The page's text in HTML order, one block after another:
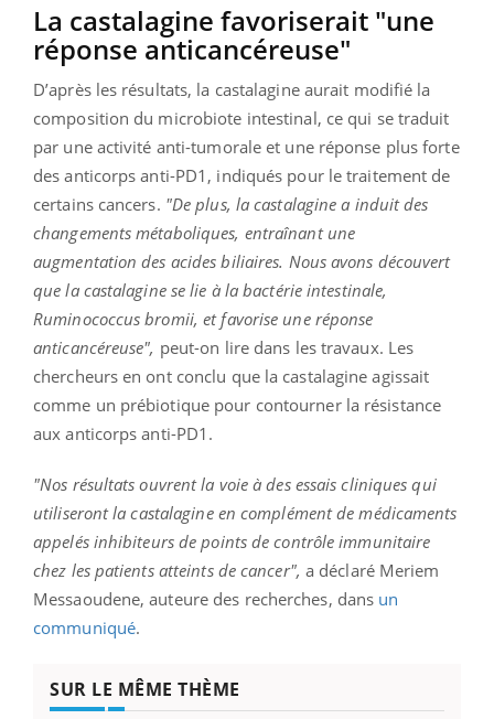
La castalagine favoriserait "une
réponse anticancéreuse"
D’après les résultats, la castalagine aurait modifié la
composition du microbiote intestinal, ce qui se traduit
par une activité anti-tumorale et une réponse plus forte
des anticorps anti-PD1, indiqués pour le traitement de
certains cancers. "De plus, la castalagine a induit des
changements métaboliques, entraînant une
augmentation des acides biliaires. Nous avons découvert
que la castalagine se lie à la bactérie intestinale,
Ruminococcus bromii, et favorise une réponse
anticancéreuse", peut-on lire dans les travaux. Les
chercheurs en ont conclu que la castalagine agissait
comme un prébiotique pour contourner la résistance
aux anticorps anti-PD1.
"Nos résultats ouvrent la voie à des essais cliniques qui
utiliseront la castalagine en complément de médicaments
appelés inhibiteurs de points de contrôle immunitaire
chez les patients atteints de cancer", a déclaré Meriem
Messaoudene, auteure des recherches, dans un
communiqué.
SUR LE MÊME THÈME